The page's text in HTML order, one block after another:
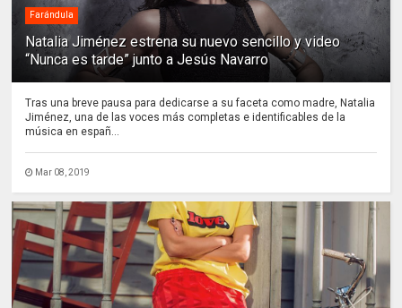
Farándula
Natalia Jiménez estrena su nuevo sencillo y video
“Nunca es tarde” junto a Jesús Navarro
Tras una breve pausa para dedicarse a su faceta como madre, Natalia
Jiménez, una de las voces más completas e identificables de la
música en españ...
Mar 08, 2019